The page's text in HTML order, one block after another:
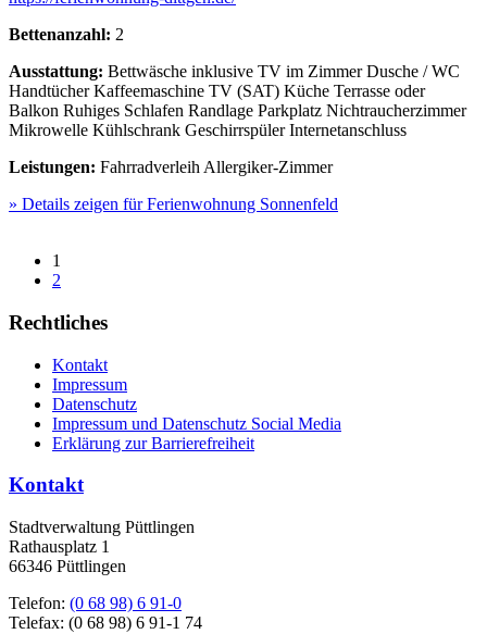
Bettenanzahl: 2
Ausstattung: Bettwäsche inklusive TV im Zimmer Dusche / WC
Handtücher Kaffeemaschine TV (SAT) Küche Terrasse oder
Balkon Ruhiges Schlafen Randlage Parkplatz Nichtraucherzimmer
Mikrowelle Kühlschrank Geschirrspüler Internetanschluss
Leistungen: Fahrradverleih Allergiker-Zimmer
» Details zeigen für Ferienwohnung Sonnenfeld
1
2
Rechtliches
Kontakt
Impressum
Datenschutz
Impressum und Datenschutz Social Media
Erklärung zur Barrierefreiheit
Kontakt
Stadtverwaltung Püttlingen
Rathausplatz 1
66346 Püttlingen
Telefon: (0 68 98) 6 91-0
Telefax: (0 68 98) 6 91-1 74